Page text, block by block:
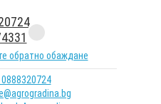
обратно обаждане
0888320724